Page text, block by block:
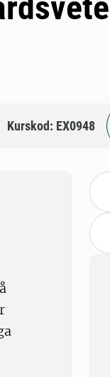
Kurskod: EX0948